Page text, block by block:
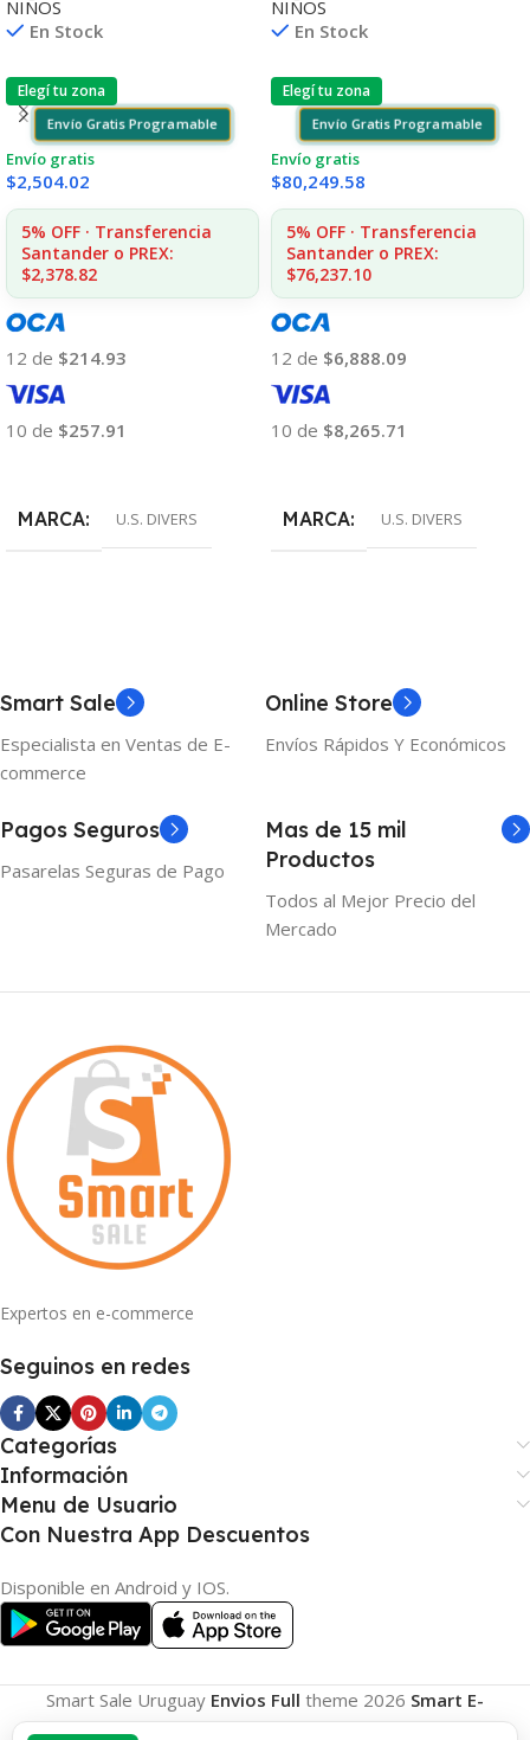
NIÑOS
En Stock
Elegí tu zona
Envío Gratis Programable
Envío gratis
$2,504.02
5% OFF · Transferencia
Santander o PREX:
$2,378.82
12 de $214.93
10 de $257.91
MARCA U.S. DIVERS
NIÑOS
En Stock
Elegí tu zona
Envío Gratis Programable
Envío gratis
$80,249.58
5% OFF · Transferencia
Santander o PREX:
$76,237.10
12 de $6,888.09
10 de $8,265.71
MARCA U.S. DIVERS
Smart Sale
Especialista en Ventas de E-
commerce
Online Store
Envíos Rápidos Y Económicos
Pagos Seguros
Pasarelas Seguras de Pago
Mas de 15 mil
Productos
Todos al Mejor Precio del
Mercado
Expertos en e-commerce
Seguinos en redes
Categorías
Información
Menu de Usuario
Con Nuestra App Descuentos
Disponible en Android y IOS.
Smart Sale Uruguay Envios Full theme 2026 Smart E-
Commerce.